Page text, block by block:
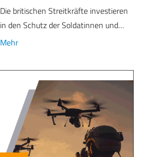
Die britischen Streitkräfte investieren
in den Schutz der Soldatinnen und…
Mehr